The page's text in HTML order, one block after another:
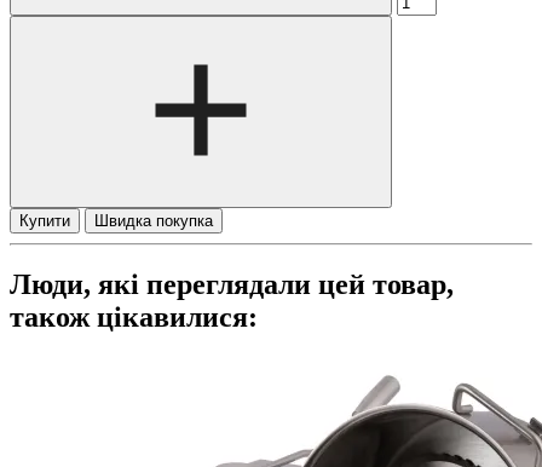
Купити Швидка покупка
Люди, які переглядали цей товар,
також цікавилися: